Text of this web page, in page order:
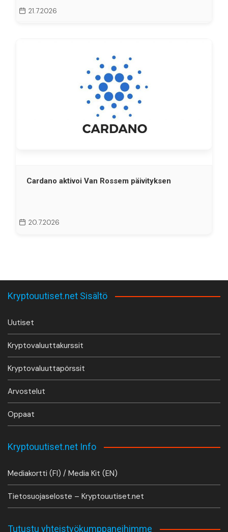
21.7.2026
Cardano aktivoi Van Rossem päivityksen
20.7.2026
Kryptouutiset.net Sisältö
Uutiset
Kryptovaluuttakurssit
Kryptovaluuttapörssit
Arvostelut
Oppaat
Kryptouutiset.net Info
Mediakortti (FI) / Media Kit (EN)
Tietosuojaseloste – Kryptouutiset.net
Tutustu yhteistyökumppaneihimme